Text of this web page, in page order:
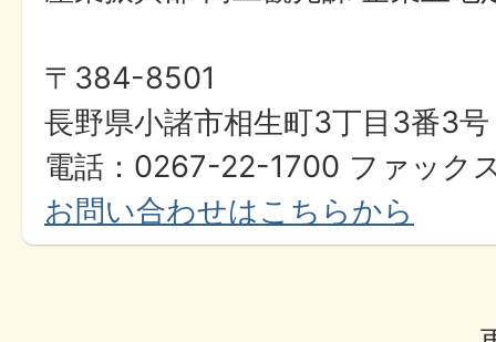
〒384-8501
長野県小諸市相生町3丁目3番3号
電話：0267-22-1700 ファック
お問い合わせはこちらから